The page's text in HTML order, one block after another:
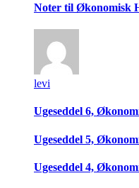
Noter til Økonomisk
levi
Ugeseddel 6,
Ugeseddel 5,
Ugeseddel 4,